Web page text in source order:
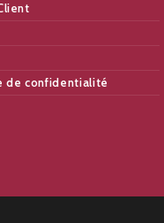
de confidentialité